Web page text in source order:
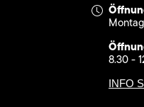
Montag
8.30 -
INFO